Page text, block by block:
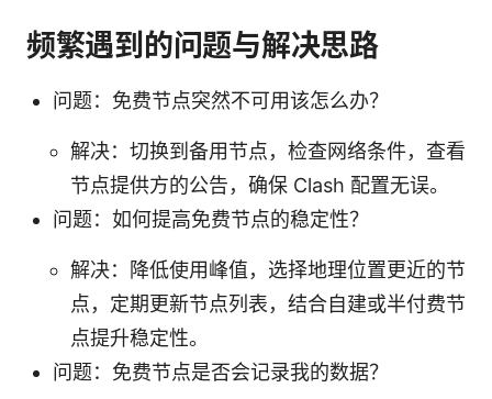
频繁遇到的问题与解决思路
问题：免费节点突然不可用该怎么办？
解决：切换到备用节点，检查网络条件，查看
节点提供方的公告，确保 Clash 配置无误。
问题：如何提高免费节点的稳定性？
解决：降低使用峰值，选择地理位置更近的节
点，定期更新节点列表，结合自建或半付费节
点提升稳定性。
问题：免费节点是否会记录我的数据？